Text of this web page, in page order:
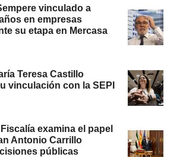
vinculado a
en empresas
su etapa en Mercasa
Teresa Castillo
vinculación con la SEPI
examina el papel
Antonio Carrillo
públicas